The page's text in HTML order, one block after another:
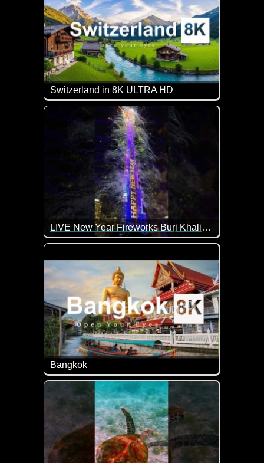
Switzerland in 8K ULTRA HD
Sagenhafte Aufnahmen von der Schweiz. Klasse!
LIVE New Year Fireworks Burj Khalifa 2026
Was für ein Wahnsinns-Feuerwerk in Dubai.
Bangkok
Ein tolles Video über eine beeindruckende Stadt -